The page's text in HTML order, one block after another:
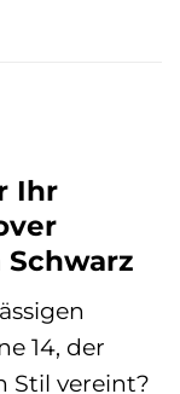
Ihr
14, der
Stil vereint?